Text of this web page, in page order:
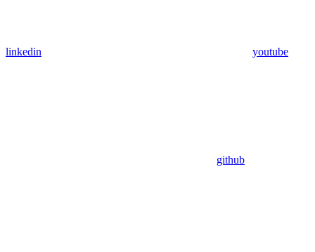
linkedin youtube
github